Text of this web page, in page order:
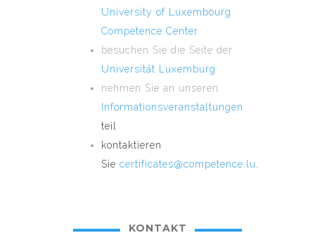
University of Luxembourg
Competence Center
besuchen Sie die Seite der
Universität Luxemburg
nehmen Sie an unseren
Informationsveranstaltungen
teil
kontaktieren
Sie certificates@competence.lu.
KONTAKT